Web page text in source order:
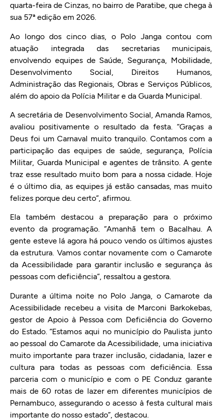
quarta-feira de Cinzas, no bairro de Paratibe, que chega à
sua 57ª edição em 2026.
Ao longo dos cinco dias, o Polo Janga contou com
atuação integrada das secretarias municipais,
envolvendo equipes de Saúde, Segurança, Mobilidade,
Desenvolvimento Social, Direitos Humanos,
Administração das Regionais, Obras e Serviços Públicos,
além do apoio da Polícia Militar e da Guarda Municipal.
A secretária de Desenvolvimento Social, Amanda Ramos,
avaliou positivamente o resultado da festa. “Graças a
Deus foi um Carnaval muito tranquilo. Contamos com a
participação das equipes de saúde, segurança, Polícia
Militar, Guarda Municipal e agentes de trânsito. A gente
traz esse resultado muito bom para a nossa cidade. Hoje
é o último dia, as equipes já estão cansadas, mas muito
felizes porque deu certo”, afirmou.
Ela também destacou a preparação para o próximo
evento da programação. “Amanhã tem o Bacalhau. A
gente esteve lá agora há pouco vendo os últimos ajustes
da estrutura. Vamos contar novamente com o Camarote
da Acessibilidade para garantir inclusão e segurança às
pessoas com deficiência”, ressaltou a gestora.
Durante a última noite no Polo Janga, o Camarote da
Acessibilidade recebeu a visita de Marconi Barkokebas,
gestor de Apoio à Pessoa com Deficiência do Governo
do Estado. “Estamos aqui no município do Paulista junto
ao pessoal do Camarote da Acessibilidade, uma iniciativa
muito importante para trazer inclusão, cidadania, lazer e
cultura para todas as pessoas com deficiência. Essa
parceria com o município e com o PE Conduz garante
mais de 60 rotas de lazer em diferentes municípios de
Pernambuco, assegurando o acesso à festa cultural mais
importante do nosso estado”, destacou.